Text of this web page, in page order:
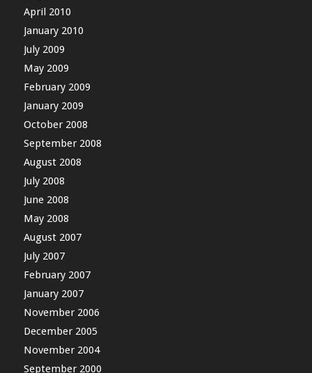
April 2010
January 2010
July 2009
May 2009
February 2009
January 2009
October 2008
September 2008
August 2008
July 2008
June 2008
May 2008
August 2007
July 2007
February 2007
January 2007
November 2006
December 2005
November 2004
September 2000